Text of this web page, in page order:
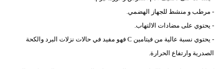
- مرطب و منشط للجهاز الهضمي.
- يحتوي على مضادات الالتهاب.
- يحتوي نسبة عالية من فيتامين C فهو مفيد في حالات نزلات البرد والكحة
الصدرية وارتفاع الحرارة.